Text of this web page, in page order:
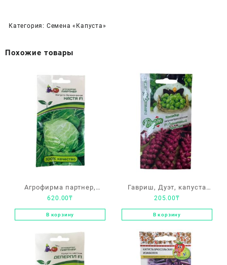
Категория: Семена «Капуста»
Похожие товары
Агрофирма партнер,
капуста белокочанная
«Настя F1»
620.00₸
В корзину
Гавриш, Дуэт, капуста
брюссельская
«Командор», «F1
205.00₸
В корзину